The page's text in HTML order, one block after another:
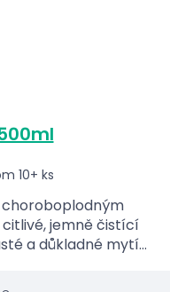
10+ ks
jemně čistící
a důkladné mytí